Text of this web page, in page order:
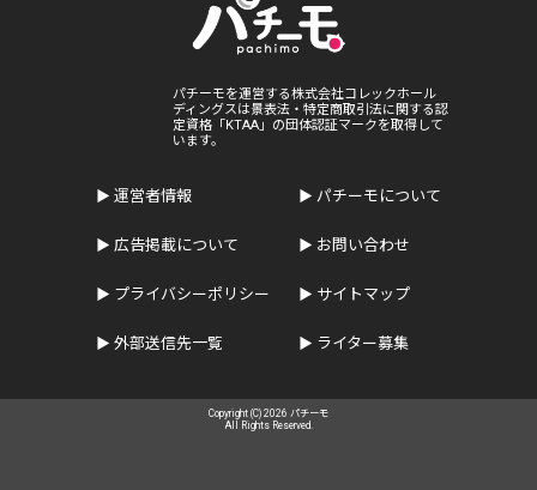
パチーモを運営する株式会社コレックホール
ディングスは景表法・特定商取引法に関する認
定資格「KTAA」の団体認証マークを取得して
います。
運営者情報 パチーモについて
広告掲載について お問い合わせ
プライバシーポリシー サイトマップ
外部送信先一覧 ライター募集
Copyright (C) 2026 パチーモ
All Rights Reserved.